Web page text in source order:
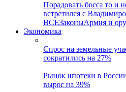
Порадовать босса то и
встретился с
ВСЕЗаконыАрмия и
Экономика
Спрос на земельные
сократились на 27%
Рынок ипотеки в
вырос на 39%